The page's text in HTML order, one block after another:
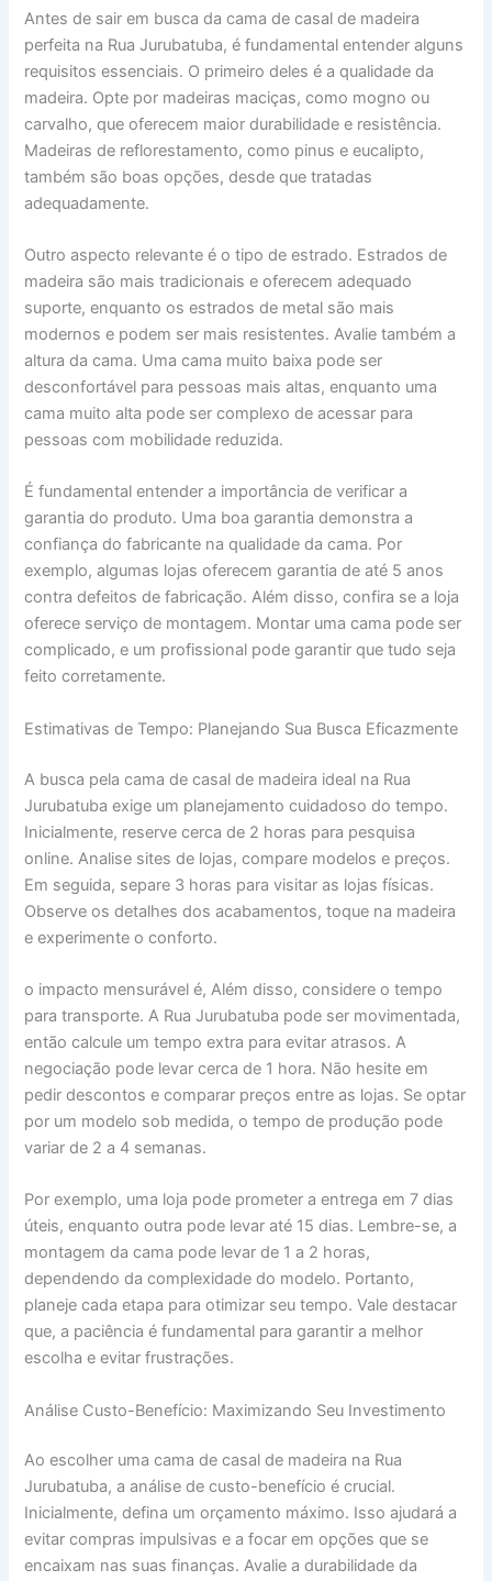
Antes de sair em busca da cama de casal de madeira
perfeita na Rua Jurubatuba, é fundamental entender alguns
requisitos essenciais. O primeiro deles é a qualidade da
madeira. Opte por madeiras maciças, como mogno ou
carvalho, que oferecem maior durabilidade e resistência.
Madeiras de reflorestamento, como pinus e eucalipto,
também são boas opções, desde que tratadas
adequadamente.
Outro aspecto relevante é o tipo de estrado. Estrados de
madeira são mais tradicionais e oferecem adequado
suporte, enquanto os estrados de metal são mais
modernos e podem ser mais resistentes. Avalie também a
altura da cama. Uma cama muito baixa pode ser
desconfortável para pessoas mais altas, enquanto uma
cama muito alta pode ser complexo de acessar para
pessoas com mobilidade reduzida.
É fundamental entender a importância de verificar a
garantia do produto. Uma boa garantia demonstra a
confiança do fabricante na qualidade da cama. Por
exemplo, algumas lojas oferecem garantia de até 5 anos
contra defeitos de fabricação. Além disso, confira se a loja
oferece serviço de montagem. Montar uma cama pode ser
complicado, e um profissional pode garantir que tudo seja
feito corretamente.
Estimativas de Tempo: Planejando Sua Busca Eficazmente
A busca pela cama de casal de madeira ideal na Rua
Jurubatuba exige um planejamento cuidadoso do tempo.
Inicialmente, reserve cerca de 2 horas para pesquisa
online. Analise sites de lojas, compare modelos e preços.
Em seguida, separe 3 horas para visitar as lojas físicas.
Observe os detalhes dos acabamentos, toque na madeira
e experimente o conforto.
o impacto mensurável é, Além disso, considere o tempo
para transporte. A Rua Jurubatuba pode ser movimentada,
então calcule um tempo extra para evitar atrasos. A
negociação pode levar cerca de 1 hora. Não hesite em
pedir descontos e comparar preços entre as lojas. Se optar
por um modelo sob medida, o tempo de produção pode
variar de 2 a 4 semanas.
Por exemplo, uma loja pode prometer a entrega em 7 dias
úteis, enquanto outra pode levar até 15 dias. Lembre-se, a
montagem da cama pode levar de 1 a 2 horas,
dependendo da complexidade do modelo. Portanto,
planeje cada etapa para otimizar seu tempo. Vale destacar
que, a paciência é fundamental para garantir a melhor
escolha e evitar frustrações.
Análise Custo-Benefício: Maximizando Seu Investimento
Ao escolher uma cama de casal de madeira na Rua
Jurubatuba, a análise de custo-benefício é crucial.
Inicialmente, defina um orçamento máximo. Isso ajudará a
evitar compras impulsivas e a focar em opções que se
encaixam nas suas finanças. Avalie a durabilidade da